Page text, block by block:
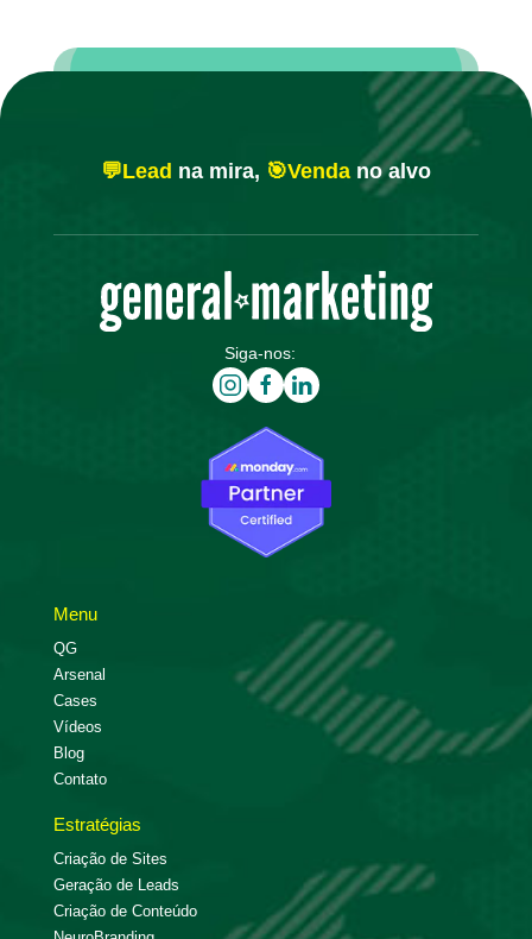
💬Lead na mira, 🎯Vendano alvo
Siga-nos:
Menu
QG
Arsenal
Cases
Vídeos
Blog
Contato
Estratégias
Criação de Sites
Geração de Leads
Criação de Conteúdo